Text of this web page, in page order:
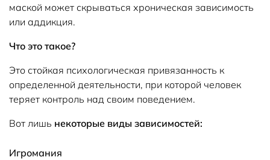
маской может скрываться хроническая зависимость
или аддикция.
Что это такое?
Это стойкая психологическая привязанность к
определенной деятельности, при которой человек
теряет контроль над своим поведением.
Вот лишь некоторые виды зависимостей:
Игромания